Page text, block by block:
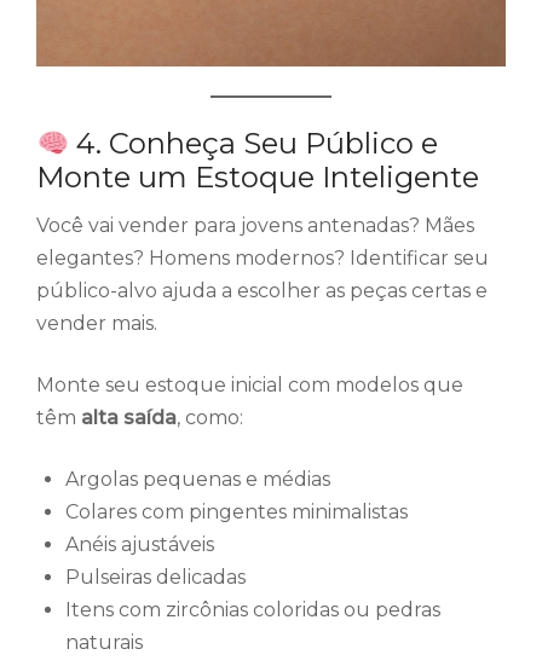
4. Conheça Seu Público e
Monte um Estoque Inteligente
Você vai vender para jovens antenadas? Mães
elegantes? Homens modernos? Identificar seu
público-alvo ajuda a escolher as peças certas e
vender mais.
Monte seu estoque inicial com modelos que
têm alta saída, como:
Argolas pequenas e médias
Colares com pingentes minimalistas
Anéis ajustáveis
Pulseiras delicadas
Itens com zircônias coloridas ou pedras
naturais